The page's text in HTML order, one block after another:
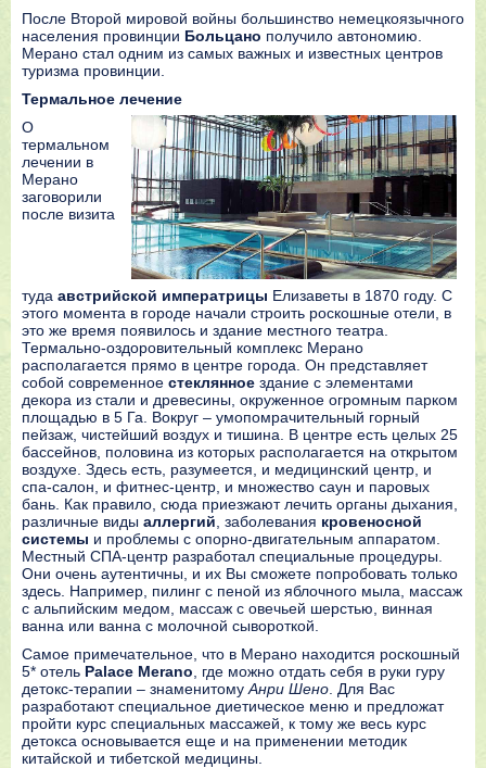
После Второй мировой войны большинство немецкоязычного
населения провинции Больцано получило автономию.
Мерано стал одним из самых важных и известных центров
туризма провинции.
Термальное лечение
О
термальном
лечении в
Мерано
заговорили
после визита
туда австрийской императрицы Елизаветы в 1870 году. С
этого момента в городе начали строить роскошные отели, в
это же время появилось и здание местного театра.
Термально-оздоровительный комплекс Мерано
располагается прямо в центре города. Он представляет
собой современное стеклянное здание с элементами
декора из стали и древесины, окруженное огромным парком
площадью в 5 Га. Вокруг – умопомрачительный горный
пейзаж, чистейший воздух и тишина. В центре есть целых 25
бассейнов, половина из которых располагается на открытом
воздухе. Здесь есть, разумеется, и медицинский центр, и
спа-салон, и фитнес-центр, и множество саун и паровых
бань. Как правило, сюда приезжают лечить органы дыхания,
различные виды аллергий , заболевания кровеносной
системы и проблемы с опорно-двигательным аппаратом.
Местный СПА-центр разработал специальные процедуры.
Они очень аутентичны, и их Вы сможете попробовать только
здесь. Например, пилинг с пеной из яблочного мыла, массаж
с альпийским медом, массаж с овечьей шерстью, винная
ванна или ванна с молочной сывороткой.
Самое примечательное, что в Мерано находится роскошный
5* отель Palace Merano , где можно отдать себя в руки гуру
детокс-терапии – знаменитому Анри Шено . Для Вас
разработают специальное диетическое меню и предложат
пройти курс специальных массажей, к тому же весь курс
детокса основывается еще и на применении методик
китайской и тибетской медицины.